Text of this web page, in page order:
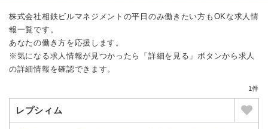
株式会社相鉄ビルマネジメントの平日のみ働きたい方もOKな求人情
報一覧です。
あなたの働き方を応援します。
※気になる求人情報が見つかったら「詳細を見る」ボタンから求人
の詳細情報を確認できます。
1件
レプシィム